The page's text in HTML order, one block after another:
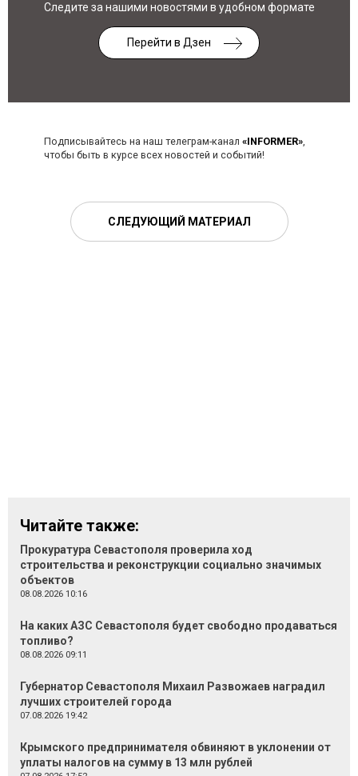
Следите за нашими новостями в удобном формате
Перейти в Дзен
Подписывайтесь на наш телеграм-канал «INFORMER»,
чтобы быть в курсе всех новостей и событий!
СЛЕДУЮЩИЙ МАТЕРИАЛ
Читайте также:
Прокуратура Севастополя проверила ход
строительства и реконструкции социально значимых
объектов
08.08.2026 10:16
На каких АЗС Севастополя будет свободно продаваться
топливо?
08.08.2026 09:11
Губернатор Севастополя Михаил Развожаев наградил
лучших строителей города
07.08.2026 19:42
Крымского предпринимателя обвиняют в уклонении от
уплаты налогов на сумму в 13 млн рублей